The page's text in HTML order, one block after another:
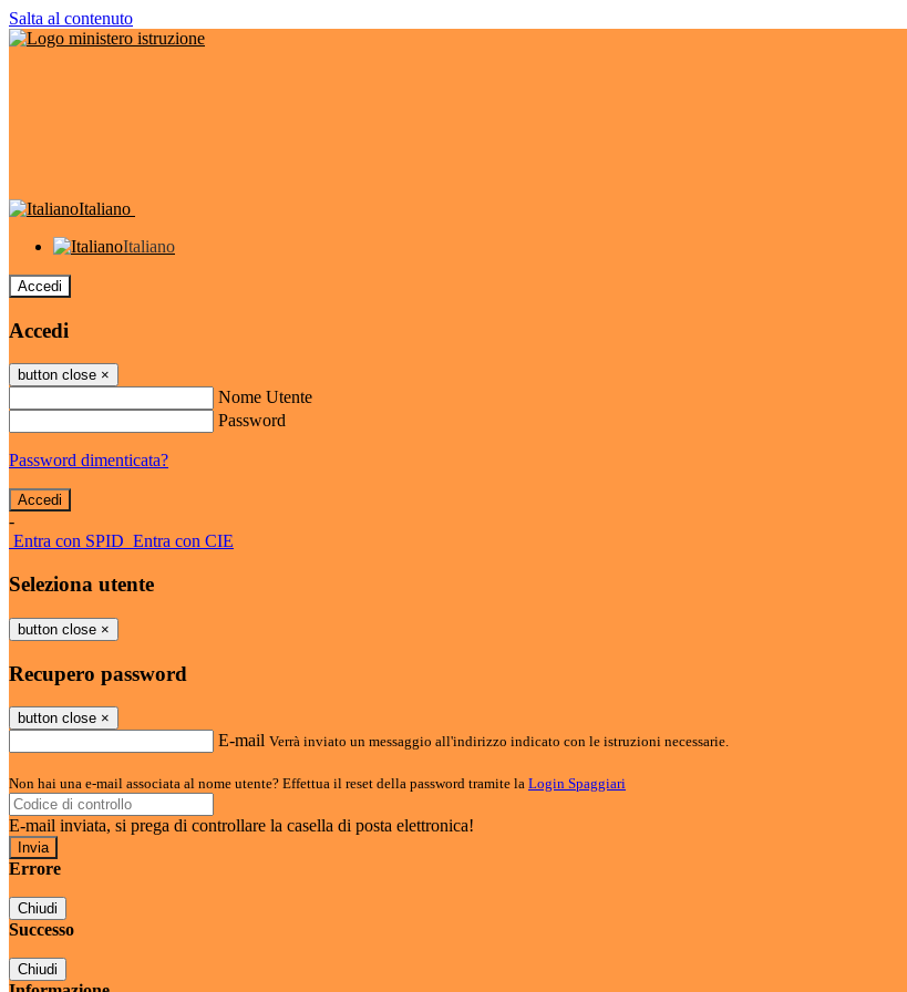
Salta al contenuto
Italiano
Italiano
Accedi
Accedi
button close ×
Nome Utente
Password
Password dimenticata?
-
Entra con SPID Entra con CIE
Seleziona utente
button close ×
Recupero password
button close ×
E-mail Verrà inviato un messaggio all'indirizzo indicato con le istruzioni necessarie.
Non hai una e-mail associata al nome utente? Effettua il reset della password tramite la Login Spaggiari
E-mail inviata, si prega di controllare la casella di posta elettronica!
Errore
Chiudi
Successo
Chiudi